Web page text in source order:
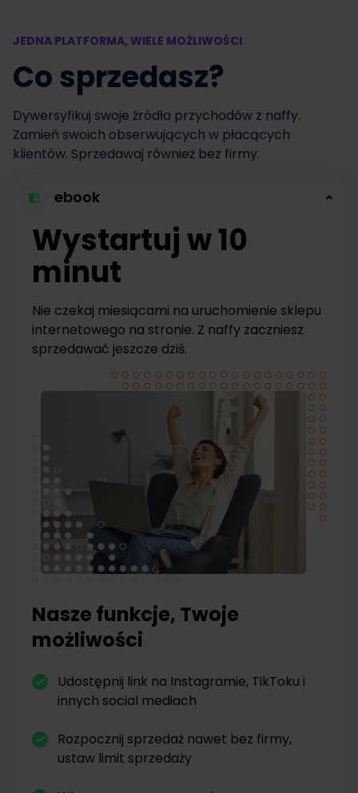
JEDNA PLATFORMA, WIELE MOŻLIWOŚCI
Co sprzedasz?
Dywersyfikuj swoje źródła przychodów z naffy.
Zamień swoich obserwujących w płacących
klientów. Sprzedawaj również bez firmy.
ebook
Wystartuj w 10
minut
Nie czekaj miesiącami na uruchomienie sklepu
internetowego na stronie. Z naffy zaczniesz
sprzedawać jeszcze dziś.
Nasze funkcje, Twoje
możliwości
Udostępnij link na Instagramie, TikToku i
innych social mediach
Rozpocznij sprzedaż nawet bez firmy,
ustaw limit sprzedaży